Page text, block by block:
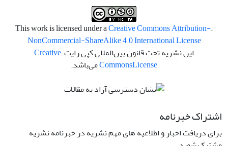
.This work is licensed under a
Creative Commons Attribution-
NonCommercial-ShareAlike 4.0 International License
این نشریه تحت قانون بین‌المللی کپی رایت Creative
CommonsLicense می‌باشد.
اشتراک خبرنامه
برای دریافت اخبار و اطلاعیه های مهم نشریه در خبرنامه نشریه